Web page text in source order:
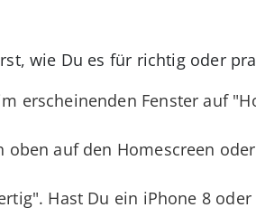
wie Du es für richtig oder
erscheinenden Fenster auf
oben auf den Homescreen
Hast Du ein iPhone 8